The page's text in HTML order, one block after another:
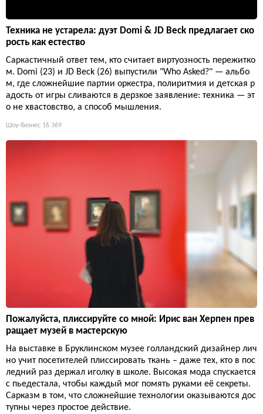
Техника не устарела: дуэт Domi & JD Beck предлагает ско
рость как естество
Саркастичный ответ тем, кто считает виртуозность пережитко
м. Domi (23) и JD Beck (26) выпустили "Who Asked?" — альбо
м, где сложнейшие партии оркестра, полиритмия и детская р
адость от игры сливаются в дерзкое заявление: техника — эт
о не хвастовство, а способ мышления.
Шоу-бизнес 16 369
Пожалуйста, плиссируйте со мной: Ирис ван Херпен прев
ращает музей в мастерскую
На выставке в Бруклинском музее голландский дизайнер лич
но учит посетителей плиссировать ткань – даже тех, кто в пос
ледний раз держал иголку в школе. Высокая мода спускается
с пьедестала, чтобы каждый мог помять руками её секреты.
Сарказм в том, что сложнейшие технологии оказываются дос
тупны через простое действие.